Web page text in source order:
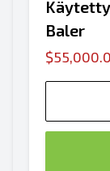
Baler